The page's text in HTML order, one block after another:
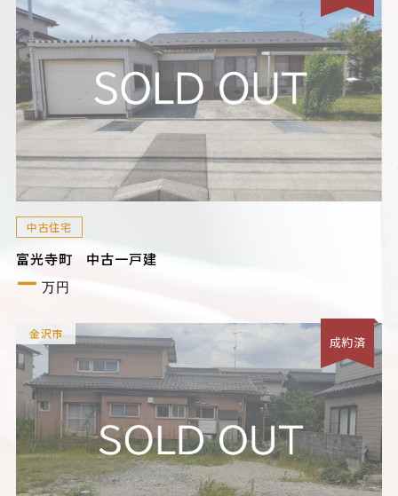
中古住宅
富光寺町 中古一戸建
ー 万円
金沢市
成約済